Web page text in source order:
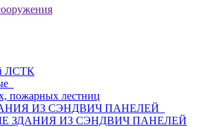
ЛСТК
пожарных лестниц
ИЗ СЭНДВИЧ ПАНЕЛЕЙ
ЗДАНИЯ ИЗ СЭНДВИЧ ПАНЕЛЕЙ